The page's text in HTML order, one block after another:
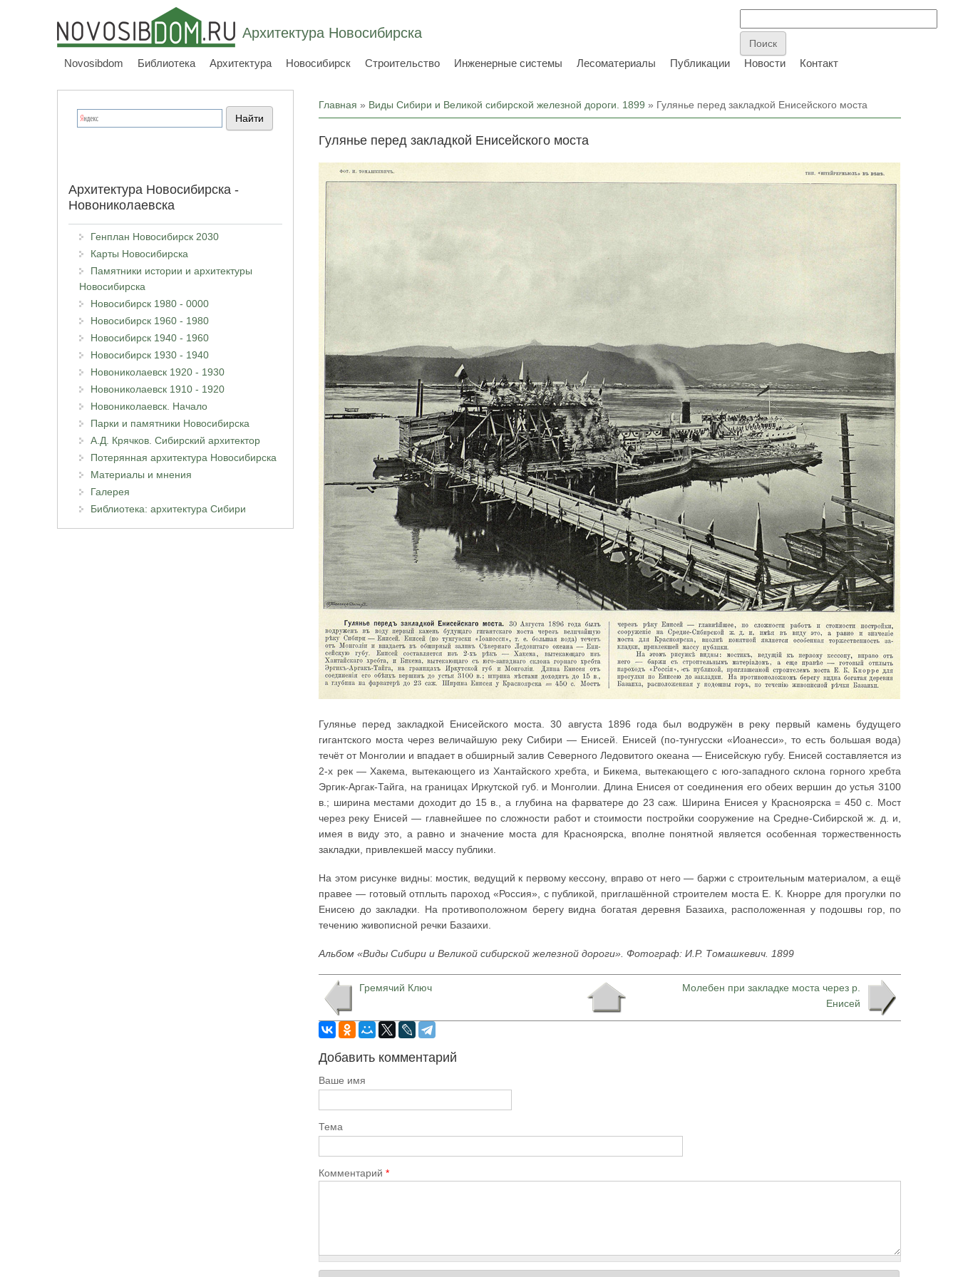
Архитектура Новосибирска
Novosibdom Библиотека Архитектура Новосибирск Строительство Инженерные системы Лесоматериалы Публикации Новости Контакт
Вы здесь
Главная » Виды Сибири и Великой сибирской железной дороги. 1899 » Гулянье перед закладкой Енисейского моста
Гулянье перед закладкой Енисейского моста
Гулянье перед закладкой Енисейского моста. 30 августа 1896 года был водружён в реку первый камень будущего
гигантского моста через величайшую реку Сибири — Енисей. Енисей (по-тунгусски «Иоанесси», то есть большая вода)
течёт от Монголии и впадает в обширный залив Северного Ледовитого океана — Енисейскую губу. Енисей составляется из
2-х рек — Хакема, вытекающего из Хантайского хребта, и Бикема, вытекающего с юго-западного склона горного хребта
Эргик-Аргак-Тайга, на границах Иркутской губ. и Монголии. Длина Енисея от соединения его обеих вершин до устья 3100
в.; ширина местами доходит до 15 в., а глубина на фарватере до 23 саж. Ширина Енисея у Красноярска = 450 с. Мост
через реку Енисей — главнейшее по сложности работ и стоимости постройки сооружение на Средне-Сибирской ж. д. и,
имея в виду это, а равно и значение моста для Красноярска, вполне понятной является особенная торжественность
закладки, привлекшей массу публики.
На этом рисунке видны: мостик, ведущий к первому кессону, вправо от него — баржи с строительным материалом, а ещё
правее — готовый отплыть пароход «Россия», с публикой, приглашённой строителем моста Е. К. Кнорре для прогулки по
Енисею до закладки. На противоположном берегу видна богатая деревня Базаиха, расположенная у подошвы гор, по
течению живописной речки Базаихи.
Альбом «Виды Сибири и Великой сибирской железной дороги». Фотограф: И.Р. Томашкевич. 1899
Гремячий Ключ
Молебен при закладке моста через р.
Енисей
Добавить комментарий
Ваше имя
Тема
Комментарий*
Архитектура Новосибирска -
Новониколаевска
Генплан Новосибирск 2030
Карты Новосибирска
Памятники истории и архитектуры
Новосибирска
Новосибирск 1980 - 0000
Новосибирск 1960 - 1980
Новосибирск 1940 - 1960
Новосибирск 1930 - 1940
Новониколаевск 1920 - 1930
Новониколаевск 1910 - 1920
Новониколаевск. Начало
Парки и памятники Новосибирска
А.Д. Крячков. Сибирский архитектор
Потерянная архитектура Новосибирска
Материалы и мнения
Галерея
Библиотека: архитектура Сибири